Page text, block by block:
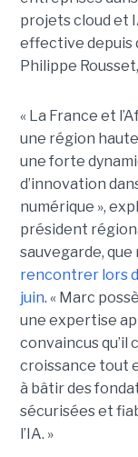
projets cloud et
effective depuis
Philippe Rousset,
« La France et
une région
une forte
d’innovation
numérique »,
président
sauvegarde, que
rencontrer lors
juin. « Marc
une expertise
convaincus
croissance tout
à bâtir des
sécurisées et
l’IA. »